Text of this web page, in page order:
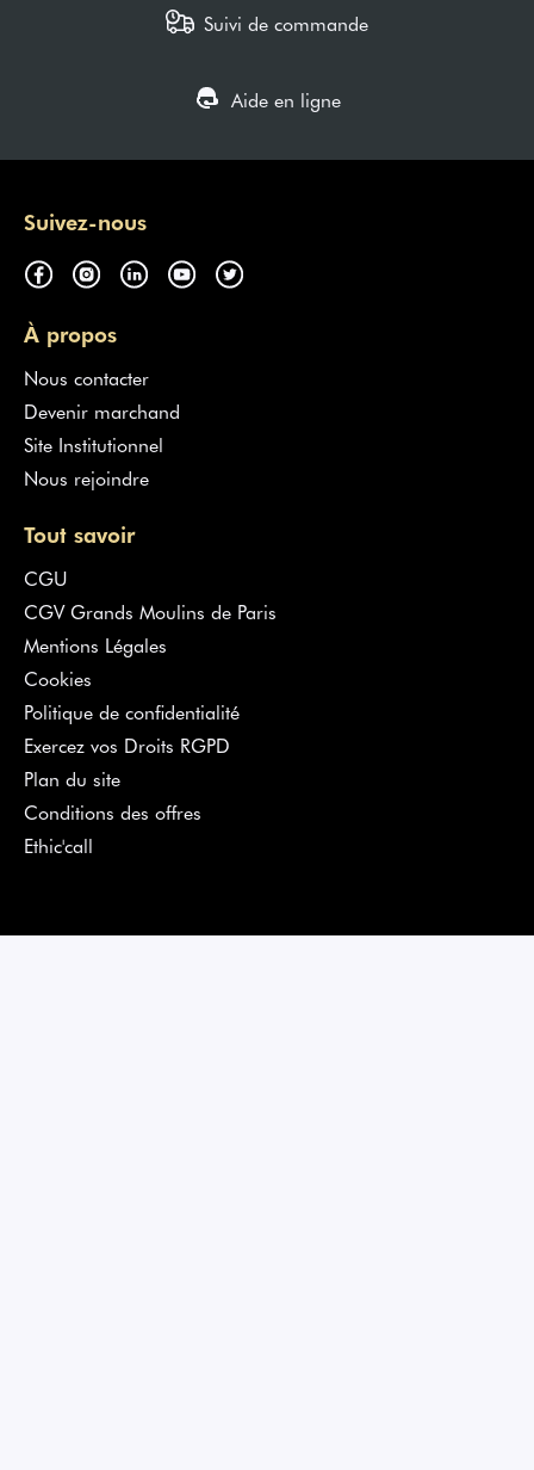
Suivi de commande
Aide en ligne
Suivez-nous
À propos
Nous contacter
Devenir marchand
Site Institutionnel
Nous rejoindre
Tout savoir
CGU
CGV Grands Moulins de Paris
Mentions Légales
Cookies
Politique de confidentialité
Exercez vos Droits RGPD
Plan du site
Conditions des offres
Ethic'call